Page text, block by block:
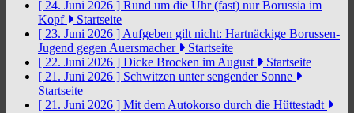
[ 24. Juni 2026 ] Rund um die Uhr (fast) nur Borussia im
Kopf
Startseite
[ 23. Juni 2026 ] Aufgeben gilt nicht: Hartnäckige Borussen-
Jugend gegen Auersmacher
Startseite
[ 22. Juni 2026 ] Dicke Brocken im August
Startseite
[ 21. Juni 2026 ] Schwitzen unter sengender Sonne
Startseite
[ 21. Juni 2026 ] Mit dem Autokorso durch die Hüttestadt